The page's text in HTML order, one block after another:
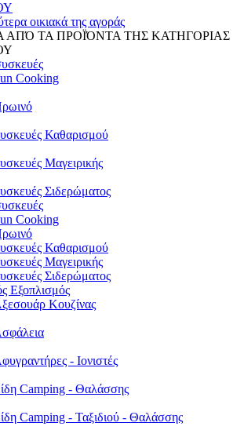
οικιακά της αγοράς
ΑΠΌ ΤΑ ΠΡΟΪΌΝΤΑ ΤΗΣ ΚΑΤΗΓΟΡΙΑΣ
Cooking
Καθαρισμού
Μαγειρικής
Σιδερώματος
Cooking
Καθαρισμού
Μαγειρικής
Σιδερώματος
Εξοπλισμός
Κουζίνας
- Ιονιστές
Camping - Θαλάσσης
Camping - Ταξιδιού - Θαλάσσης